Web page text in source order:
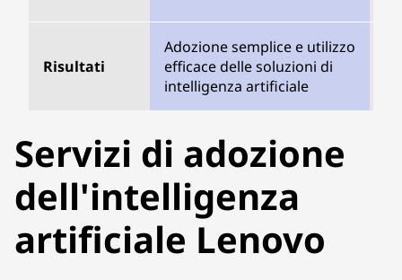
Risultati
Adozione semplice e utilizzo
efficace delle soluzioni di
intelligenza artificiale
Servizi di adozione
dell'intelligenza
artificiale Lenovo